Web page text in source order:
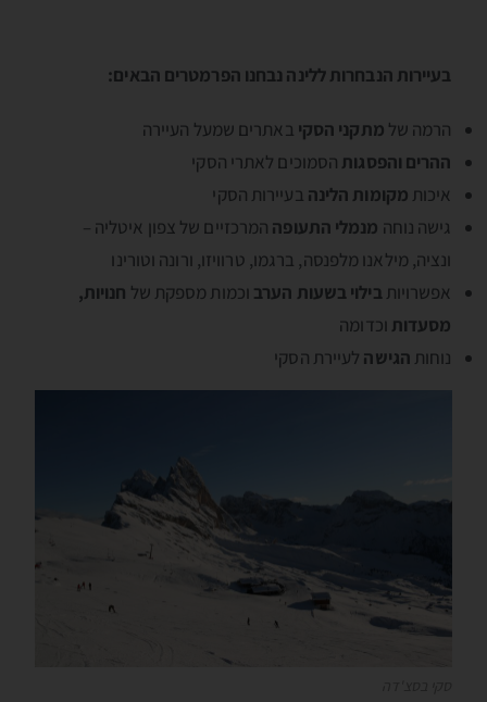
בעיירות הנבחרות ללינה נבחנו הפרמטרים הבאים:
הרמה של מתקני הסקי באתרים שמעל העיירה
ההרים והפסגות הסמוכים לאתרי הסקי
איכות מקומות הלינה בעיירות הסקי
גישה נוחה מנמלי התעופה המרכזיים של צפון איטליה –
ונציה, מילאנו מלפנסה, ברגמו, טרוויזו, ורונה וטורינו
אפשרויות בילוי בשעות הערב וכמות מספקת של חנויות,
מסעדות וכדומה
נוחות הגישה לעיירת הסקי